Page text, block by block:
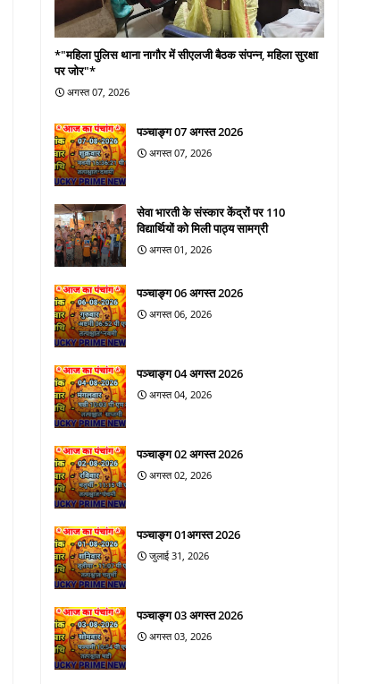
*"महिला पुलिस थाना नागौर में सीएलजी बैठक संपन्न, महिला सुरक्षा
पर जोर"*
अगस्त 07, 2026
पञ्चाङ्ग 07 अगस्त 2026
अगस्त 07, 2026
सेवा भारती के संस्कार केंद्रों पर 110
विद्यार्थियों को मिली पाठ्य सामग्री
अगस्त 01, 2026
पञ्चाङ्ग 06 अगस्त 2026
अगस्त 06, 2026
पञ्चाङ्ग 04 अगस्त 2026
अगस्त 04, 2026
पञ्चाङ्ग 02 अगस्त 2026
अगस्त 02, 2026
पञ्चाङ्ग 01अगस्त 2026
जुलाई 31, 2026
पञ्चाङ्ग 03 अगस्त 2026
अगस्त 03, 2026